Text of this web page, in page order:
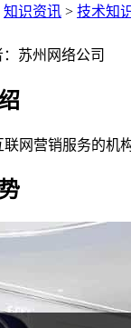
知识资讯 > 技术知
：苏州网络公司
网营销服务的